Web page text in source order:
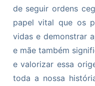
de seguir ordens
papel vital que os
vidas e demonstrar
e mãe também
e valorizar essa
toda a nossa